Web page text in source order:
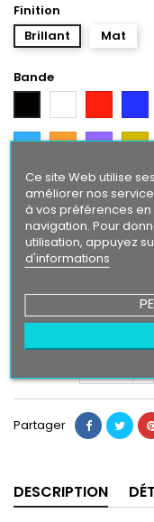
Finition
Brillant
Mat
Bande
Bleu
OrangeVioletGold
Texte/ Logo
Noir
Blanc RougeBleu
Bleu
Intense
OrangeViolet
24,90 €
Partager
DESCRIPTION
Ce site Web utilise
améliorer nos
à vos préférences
navigation. Pour
utilisation, appuyez
d'informations